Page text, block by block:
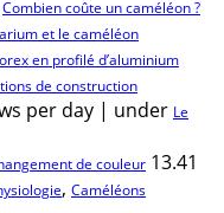
Combien coûte un caméléon ?
et le caméléon
en profilé d’aluminium
de construction
per day | under Le
de couleur 13.41
, Caméléons